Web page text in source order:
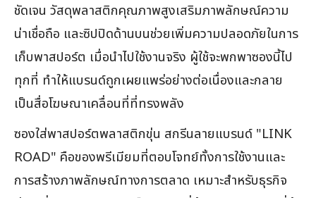
ชัดเจน วัสดุพลาสติกคุณภาพสูงเสริมภาพลักษณ์ความ
น่าเชื่อถือ และซิปปิดด้านบนช่วยเพิ่มความปลอดภัยในการ
เก็บพาสปอร์ต เมื่อนำไปใช้งานจริง ผู้ใช้จะพกพาซองนี้ไป
ทุกที่ ทำให้แบรนด์ถูกเผยแพร่อย่างต่อเนื่องและกลาย
เป็นสื่อโฆษณาเคลื่อนที่ที่ทรงพลัง
ซองใส่พาสปอร์ตพลาสติกขุ่น สกรีนลายแบรนด์ "LINK
ROAD" คือของพรีเมียมที่ตอบโจทย์ทั้งการใช้งานและ
การสร้างภาพลักษณ์ทางการตลาด เหมาะสำหรับธุรกิจ